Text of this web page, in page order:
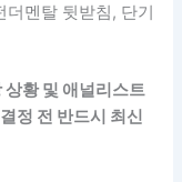
멘탈 뒷받침, 단기
황 및 애널리스트
정 전 반드시 최신